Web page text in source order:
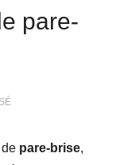
pare-
pare-brise,